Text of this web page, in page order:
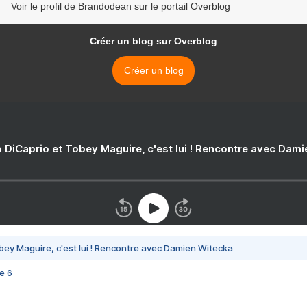
Voir le profil de Brandodean sur le portail Overblog
Créer un blog sur Overblog
Créer un blog
DiCaprio et Tobey Maguire, c'est lui ! Rencontre avec
Maguire, c'est lui ! Rencontre avec Damien Witecka
6